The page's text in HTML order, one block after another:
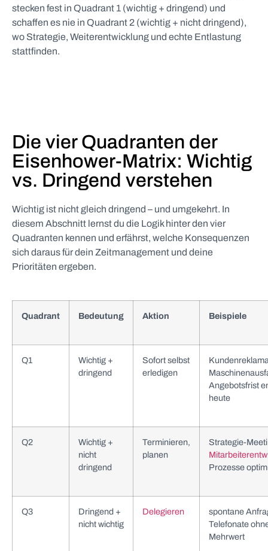
stecken fest in Quadrant 1 (wichtig + dringend) und
schaffen es nie in Quadrant 2 (wichtig + nicht dringend),
wo Strategie, Weiterentwicklung und echte Entlastung
stattfinden.
Die vier Quadranten der
Eisenhower-Matrix: Wichtig
vs. Dringend verstehen
Wichtig ist nicht gleich dringend – und umgekehrt. In
diesem Abschnitt lernst du die Logik hinter den vier
Quadranten kennen und erfährst, welche Konsequenzen
sich daraus für dein Zeitmanagement und deine
Prioritäten ergeben.
Quadrant Bedeutung Aktion Beispiele
Q1
Wichtig +
dringend
Sofort selbst
erledigen
Angebotsfrist
heute
Q2
Wichtig +
nicht
dringend
Terminieren,
planen
Strategie-
Prozesse
Q3
Dringend +
nicht wichtig
Delegieren
spontane
Telefonate
Mehrwert